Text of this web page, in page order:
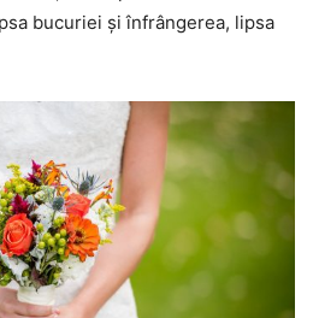
bucuriei și înfrângerea, lipsa